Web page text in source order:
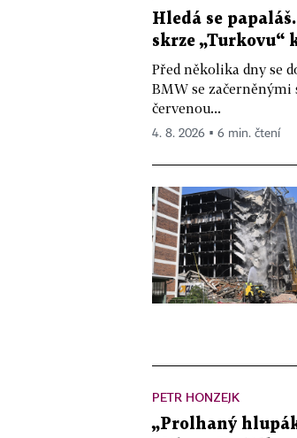
Hledá se
skrze „Turkovu“
Před několika dny se
BMW se
červenou...
4. 8. 2026 ▪ 6 min. čtení
PETR HONZEJK
„Prolhaný